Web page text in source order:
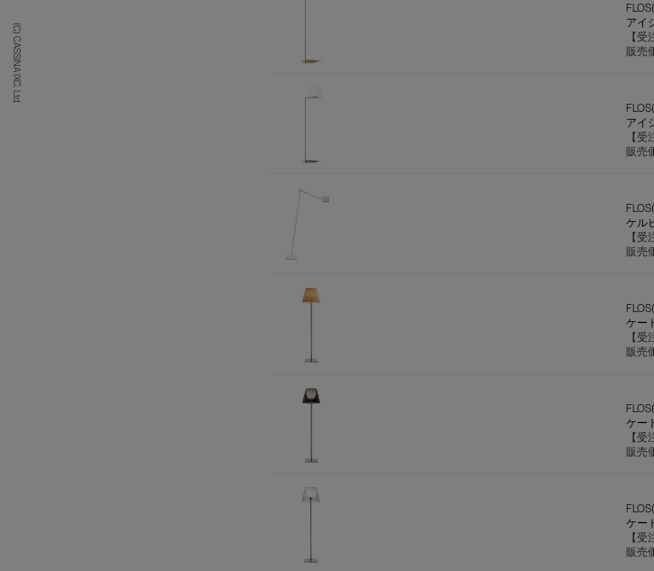
(C) CASSINA IXC. Ltd.
アイ
【
販売
アイ
【
販売
ケル
【
販売
ケー
【
販売
ケー
【
販売
ケー
【
販売